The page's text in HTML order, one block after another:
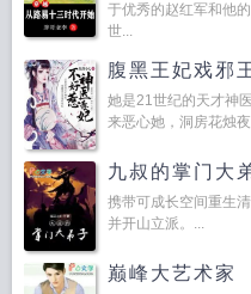
于优秀的赵红军和他
世...
腹黑王妃戏邪
她是21世纪的天才神
来恶心她，洞房花烛
九叔的掌门大
携带可成长空间重生
并开山立派。...
巅峰大艺术家